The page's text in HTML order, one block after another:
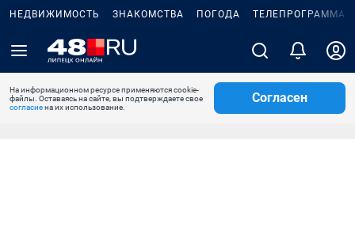
НЕДВИЖИМОСТЬ ЗНАКОМСТВА ПОГОДА ТЕЛЕПРОГРАММА
На информационном ресурсе применяются cookie-
файлы. Оставаясь на сайте, вы подтверждаете свое
согласиена их использование.
Согласен